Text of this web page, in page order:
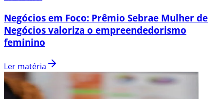
Negócios em Foco: Prêmio Sebrae Mulher de
Negócios valoriza o empreendedorismo
feminino
Ler matéria